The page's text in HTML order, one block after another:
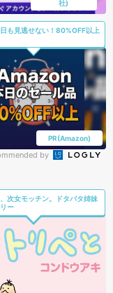
社)
も見逃せない！80%OFF以上
PR(Amazon)
by
次女モッチン。ドタバタ姉妹
ー